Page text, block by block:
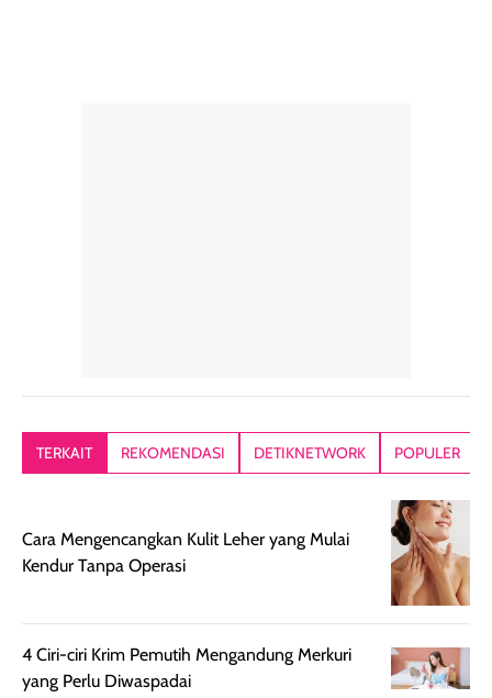
TERKAIT REKOMENDASI DETIKNETWORK POPULER
Cara Mengencangkan Kulit Leher yang Mulai
Kendur Tanpa Operasi
4 Ciri-ciri Krim Pemutih Mengandung Merkuri
yang Perlu Diwaspadai